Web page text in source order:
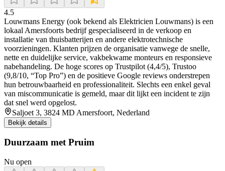
4.5
Louwmans Energy (ook bekend als Elektricien Louwmans) is een
lokaal Amersfoorts bedrijf gespecialiseerd in de verkoop en
installatie van thuisbatterijen en andere elektrotechnische
voorzieningen. Klanten prijzen de organisatie vanwege de snelle,
nette en duidelijke service, vakbekwame monteurs en responsieve
nabehandeling. De hoge scores op Trustpilot (4,4/5), Trustoo
(9,8/10, “Top Pro”) en de positieve Google reviews onderstrepen
hun betrouwbaarheid en professionaliteit. Slechts een enkel geval
van miscommunicatie is gemeld, maar dit lijkt een incident te zijn
dat snel werd opgelost.
Saljoet 3, 3824 MD Amersfoort, Nederland
Bekijk details
Duurzaam met Pruim
Nu open